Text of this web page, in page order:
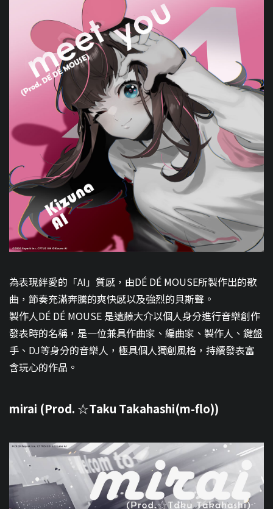
為表現絆愛的「AI」質感，由DÉ DÉ MOUSE所製作出的歌
曲，節奏充滿奔騰的爽快感以及強烈的貝斯聲。
製作人DÉ DÉ MOUSE 是遠藤大介以個人身分進行音樂創作
發表時的名稱，是一位兼具作曲家、編曲家、製作人、鍵盤
手、DJ等身分的音樂人，極具個人獨創風格，持續發表富
含玩心的作品。
mirai (Prod. ☆Taku Takahashi(m-flo))